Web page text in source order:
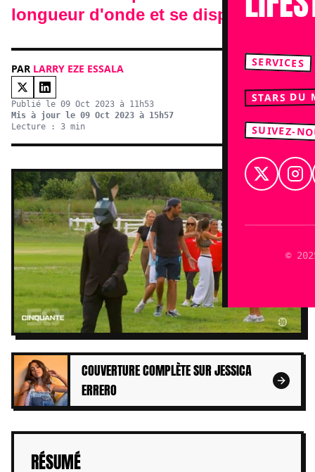
SERVICES
STARS DU
SUIVEZ-
©
longueur d'onde et se disputent.
PAR LARRY EZE ESSALA
Publié le 09 Oct 2023 à 11h53
Mis à jour le 09 Oct 2023 à 15h57
Lecture : 3 min
COUVERTURE COMPLÈTE SUR JESSICA
ERRERO
RÉSUMÉDE L'ARTICLE